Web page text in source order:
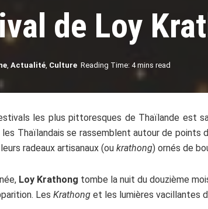
de Loy
, Actualité, Culture Reading Time: 4 mins read
les plus pittoresques de Thaïlande est
les Thaïlandais se rassemblent autour de points
radeaux artisanaux (ou krathong) ornés de
Loy Krathong tombe la nuit du douzième
Les Krathong et les lumières vacillantes